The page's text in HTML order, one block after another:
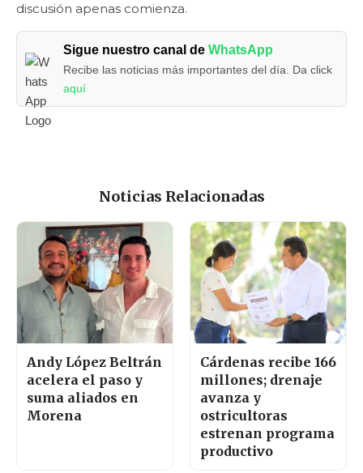
discusión apenas comienza.
Sigue nuestro canal deWhatsApp
Recibe las noticias más importantes del día. Da click
aquí
Noticias Relacionadas
Andy López Beltrán
acelera el paso y
suma aliados en
Morena
Cárdenas recibe 166
millones; drenaje
avanza y
ostricultoras
estrenan programa
productivo